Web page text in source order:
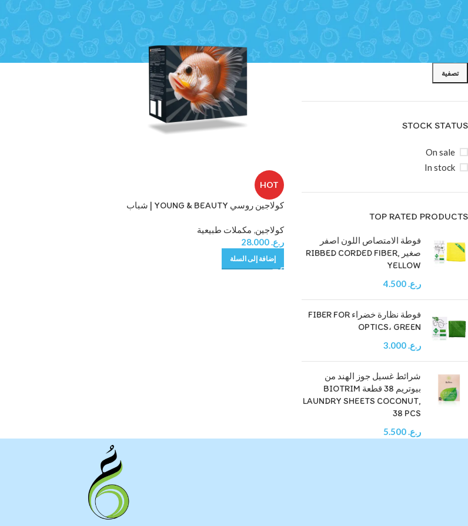
تصفية
STOCK STATUS
On sale
In stock
TOP RATED PRODUCTS
فوطة الامتصاص اللون اصفر
صغير RIBBED CORDED FIBER,
YELLOW
ر.ع.
فوطة نظارة خضراء FIBER FOR
OPTICS، GREEN
ر.ع.
شرائط غسيل جوز الهند من
بيوتريم 38 قطعة BIOTRIM
LAUNDRY SHEETS COCONUT,
38 PCS
ر.ع.
HOT
كولاجين روسي YOUNG & BEAUTY | شباب
كولاجين, مكملات طبيعية
ر.ع.28.000
إضافة إلى السلة
Pinterest